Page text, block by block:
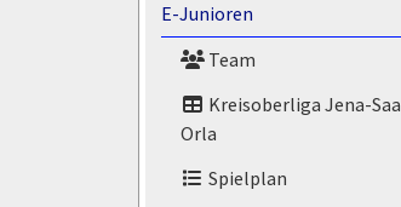
E-Junioren
Team
Kreisoberliga Jena-
Orla
Spielplan